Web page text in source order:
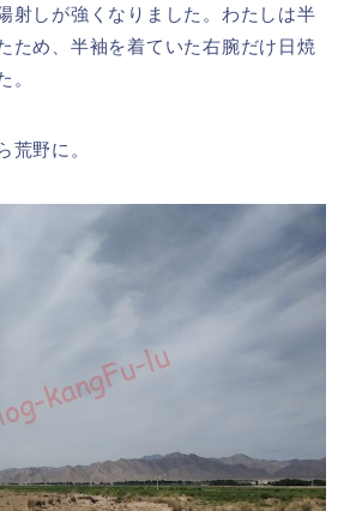
射しが強くなりました。わたしは半
ため、半袖を着ていた右腕だけ日焼
。
荒野に。